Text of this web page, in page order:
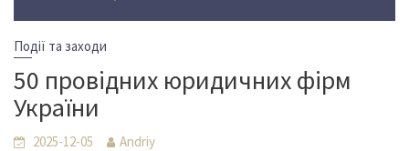
Події та заходи
50 провідних юридичних фірм
України
2025-12-05
Andriy